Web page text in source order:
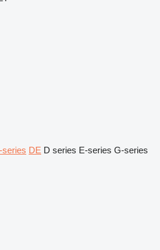
series DE D series E-series G-series